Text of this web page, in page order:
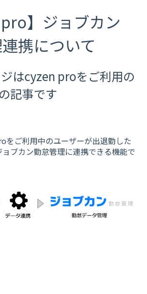
pro】ジョブカン
携について
はcyzen proをご利用の
記事です
をご利用中のユーザーが出退勤した
ブカン勤怠管理に連携できる機能で